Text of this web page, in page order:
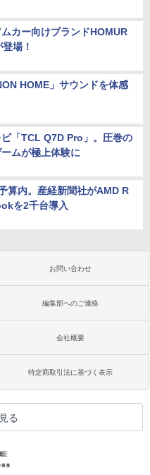
カー向けブランドHOMUR
場！
HOME」サウンドを体感
「TCL Q7D Pro」。圧巻の
ムが極上体験に
算内。産経新聞社がAMD R
を2千台導入
お問い合わせ
編集部へのご連絡
会社概要
特定商取引法に基づく表示
る